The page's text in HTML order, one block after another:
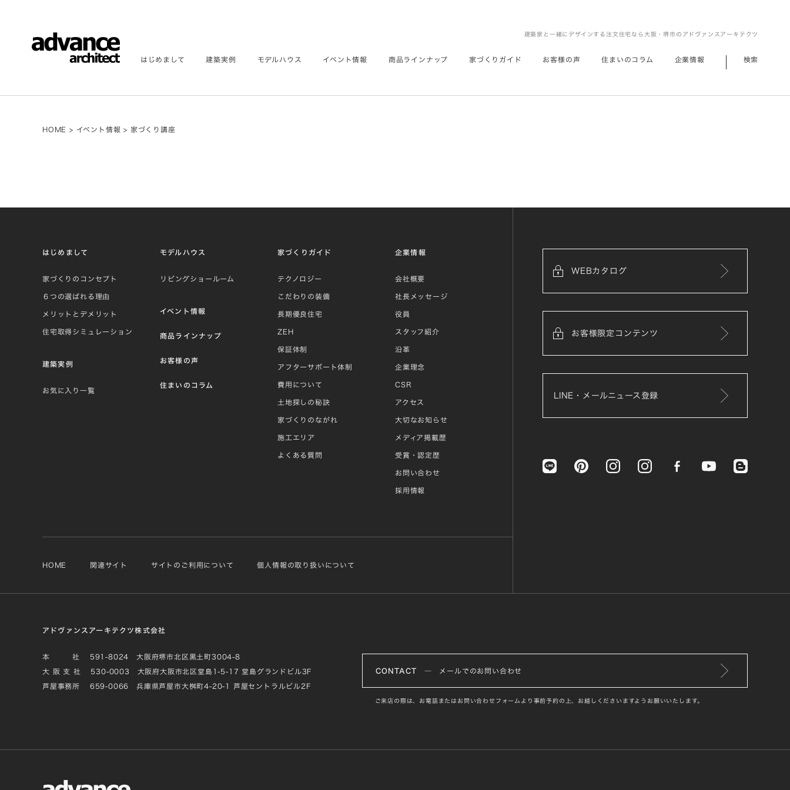
建築家と一緒にデザインする注文住宅なら大阪・堺市のアドヴァンスアーキテクツ
はじめまして 建築実例 モデルハウス イベント情報 商品ラインナップ 家づくりガイド お客様の声 住まいのコラム 企業情報 検索
HOME > イベント情報 > 家づくり講座
はじめまして
家づくりのコンセプト
６つの選ばれる理由
メリットとデメリット
住宅取得シミュレーション
建築実例
お気に入り一覧
モデルハウス
リビングショールーム
イベント情報
商品ラインナップ
お客様の声
住まいのコラム
家づくりガイド
テクノロジー
こだわりの装備
長期優良住宅
ZEH
保証体制
アフターサポート体制
費用について
土地探しの秘訣
家づくりのながれ
施工エリア
よくある質問
企業情報
会社概要
社長メッセージ
役員
スタッフ紹介
沿革
企業理念
CSR
アクセス
大切なお知らせ
メディア掲載歴
受賞・認定歴
お問い合わせ
採用情報
HOME 関連サイト サイトのご利用について 個人情報の取り扱いについて
WEBカタログ
お客様限定コンテンツ
LINE・メールニュース登録
アドヴァンスアーキテクツ株式会社
本 社 591-8024 大阪府堺市北区黒土町3004-8
大 阪 支 社 530-0003 大阪府大阪市北区堂島1-5-17 堂島グランドビル3F
芦屋事務所 659-0066 兵庫県芦屋市大桝町4-20-1 芦屋セントラルビル2F
CONTACT ― メールでのお問い合わせ
ご来店の際は、お電話またはお問い合わせフォームより事前予約の上、お越しくださいますようお願いいたします。